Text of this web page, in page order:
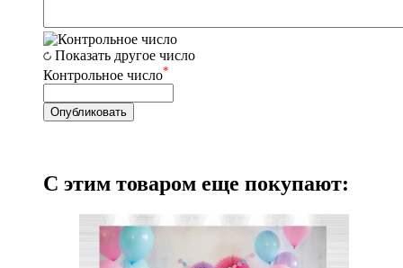
Показать другое число
Контрольное число*
С этим товаром еще покупают: